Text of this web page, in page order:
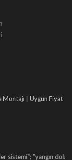
Montajı | Uygun Fiyat
"; "yangın dolabı satışı